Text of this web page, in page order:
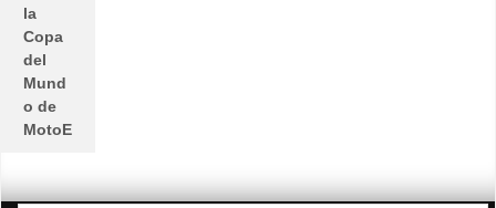
la
Copa
del
Mund
o de
MotoE